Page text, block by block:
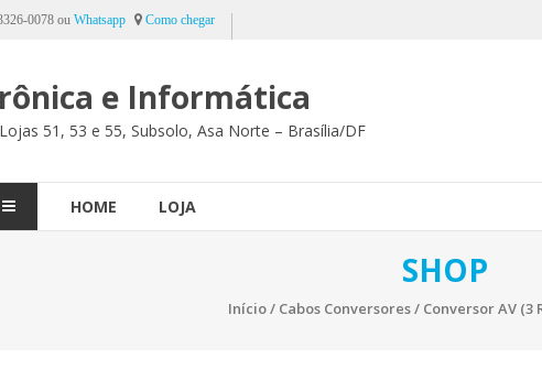
0078 ou Whatsapp Como chegar
e Informática
51, 53 e 55, Subsolo, Asa Norte – Brasília/DF
HOME LOJA
SHOP
Início/ Cabos Conversores/ Conversor AV (3